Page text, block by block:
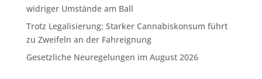
widriger Umstände am Ball
Trotz Legalisierung: Starker Cannabiskonsum führt
zu Zweifeln an der Fahreignung
Gesetzliche Neuregelungen im August 2026